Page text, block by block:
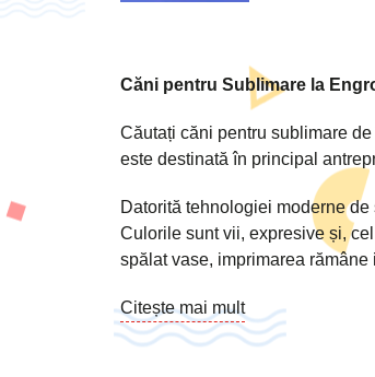
Căni pentru Sublimare la
Căutați căni pentru sublimare
este destinată în principal
Datorită tehnologiei moderne
Culorile sunt vii, expresive și,
spălat vase, imprimarea
Citește mai mult
Cereți o ofertă